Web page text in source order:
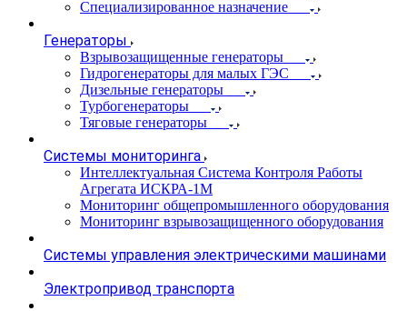
Специализированное назначение
Генераторы
Взрывозащищенные генераторы
Гидрогенераторы для малых ГЭС
Дизельные генераторы
Турбогенераторы
Тяговые генераторы
Системы мониторинга
Интеллектуальная Система Контроля Работы
Агрегата ИСКРА-1М
Мониторинг общепромышленного оборудования
Мониторинг взрывозащищенного оборудования
Системы управления электрическими машинами
Электропривод транспорта